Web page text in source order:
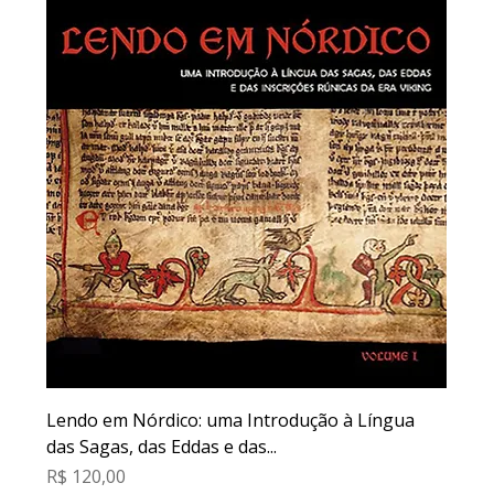
Lendo em Nórdico: uma Introdução à Língua
das Sagas, das Eddas e das...
Preço
R$ 120,00